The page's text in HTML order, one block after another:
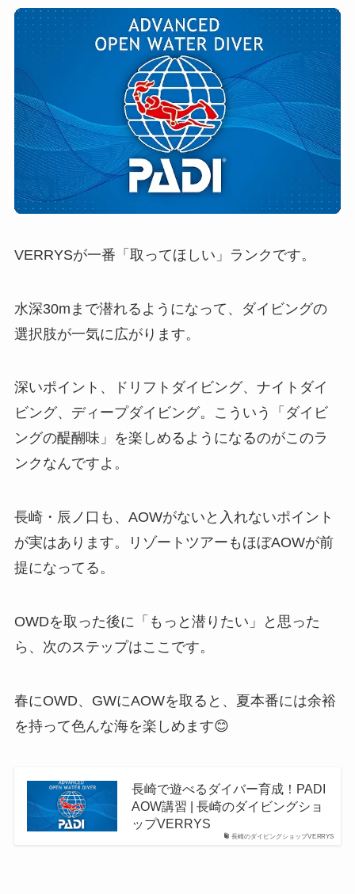
VERRYSが一番「取ってほしい」ランクです。
水深30mまで潜れるようになって、ダイビングの
選択肢が一気に広がります。
深いポイント、ドリフトダイビング、ナイトダイ
ビング、ディープダイビング。こういう「ダイビ
ングの醍醐味」を楽しめるようになるのがこのラ
ンクなんですよ。
長崎・辰ノ口も、AOWがないと入れないポイント
が実はあります。リゾートツアーもほぼAOWが前
提になってる。
OWDを取った後に「もっと潜りたい」と思った
ら、次のステップはここです。
春にOWD、GWにAOWを取ると、夏本番には余裕
を持って色んな海を楽しめます😊
長崎のダイビングショップVERRYS
長崎で遊べるダイバー育成！PADI
AOW講習 | 長崎のダイビングショ
ップVERRYS